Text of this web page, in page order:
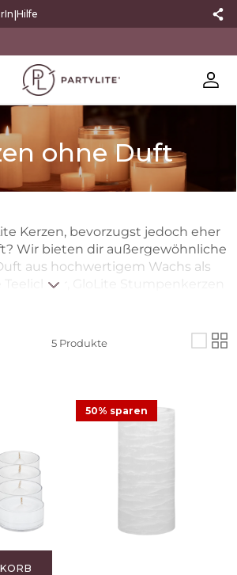
|Hilfe
ohne Duft
Kerzen, bevorzugst jedoch eher
Wir bieten dir außergewöhnliche
aus hochwertigem Wachs als
Teelichter, GloLite Stumpenkerzen
5Produkte
50% sparen